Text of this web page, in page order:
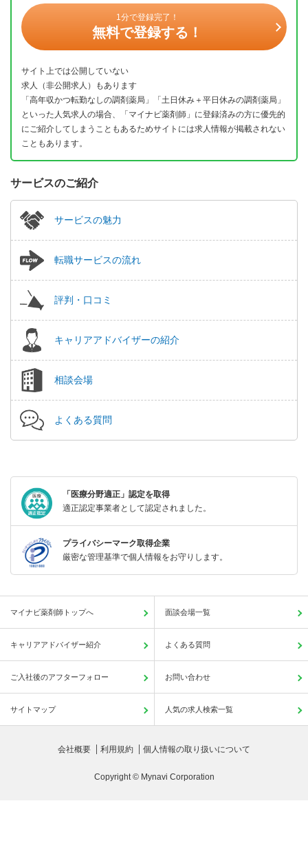
1分で登録完了！
無料で登録する！
サイト上では公開していない
求人（非公開求人）もあります
「高年収かつ転勤なしの調剤薬局」「土日休み＋平日休みの調剤薬局」
といった人気求人の場合、「マイナビ薬剤師」に登録済みの方に優先的
にご紹介してしまうこともあるためサイトには求人情報が掲載されない
こともあります。
サービスのご紹介
サービスの魅力
転職サービスの流れ
評判・口コミ
キャリアアドバイザーの紹介
相談会場
よくある質問
「医療分野適正」認定を取得
適正認定事業者として認定されました。
プライバシーマーク取得企業
厳密な管理基準で個人情報をお守りします。
マイナビ薬剤師トップへ 面談会場一覧
キャリアアドバイザー紹介 よくある質問
ご入社後のアフターフォロー お問い合わせ
サイトマップ 人気の求人検索一覧
会社概要 利用規約 個人情報の取り扱いについて
Copyright © Mynavi Corporation